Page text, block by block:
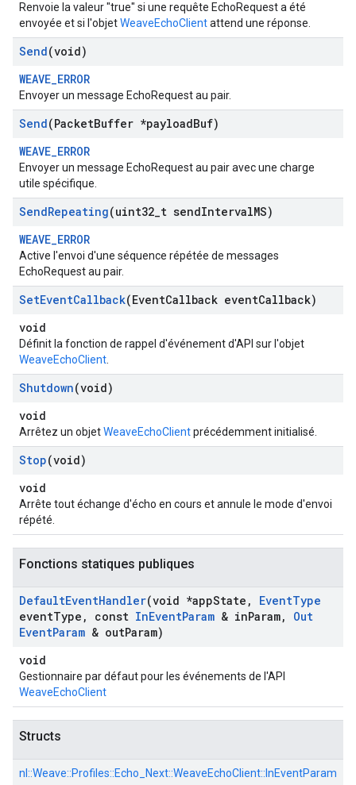
Renvoie la valeur "true" si une requête EchoRequest a été
envoyée et si l'objetWeaveEchoClientattend une réponse.
Send(void)
WEAVE_ERROR
Envoyer un message EchoRequest au pair.
Send(PacketBuffer *payloadBuf)
WEAVE_ERROR
Envoyer un message EchoRequest au pair avec une charge
utile spécifique.
SendRepeating(uint32 t sendIntervalMS)
WEAVE_ERROR
Active l'envoi d'une séquence répétée de messages
EchoRequest au pair.
SetEventCallback(EventCallback eventCallback)
void
Définit la fonction de rappel d'événement d'API sur l'objet
WeaveEchoClient
Shutdown(void)
void
Arrêtez un objetWeaveEchoClientprécédemment initialisé.
Stop(void)
void
Arrête tout échange d'écho en cours et annule le mode d'envoi
répété.
Fonctions statiques publiques
DefaultEventHandler(void *appState , EventType
eventType , const InEventParam & inParam,
Out
EventParam & outParam)
void
Gestionnaire par défaut pour les événements de l'API
WeaveEchoClient
Structs
nl::Weave::Profiles::Echo_Next::WeaveEchoClient:: InEventParam